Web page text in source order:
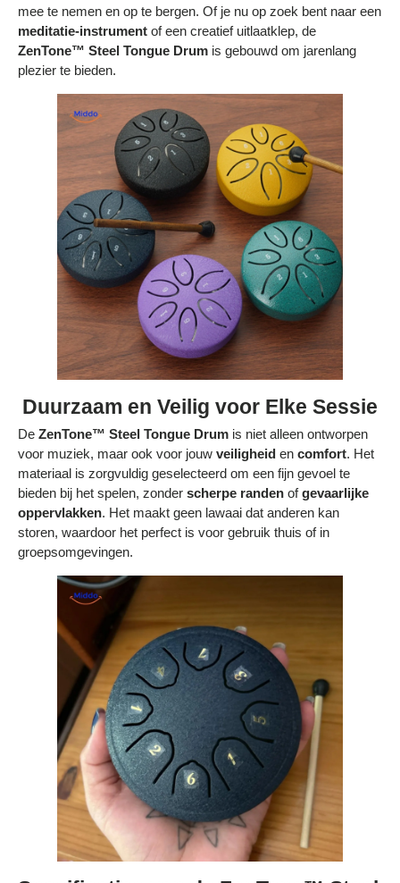
mee te nemen en op te bergen. Of je nu op zoek bent naar een
meditatie-instrument of een creatief uitlaatklep, de
ZenTone™ Steel Tongue Drum is gebouwd om jarenlang
plezier te bieden.
Duurzaam en Veilig voor Elke Sessie
De ZenTone™ Steel Tongue Drum is niet alleen ontworpen
voor muziek, maar ook voor jouw veiligheid en comfort. Het
materiaal is zorgvuldig geselecteerd om een fijn gevoel te
bieden bij het spelen, zonder scherpe randen ofgevaarlijke
oppervlakken. Het maakt geen lawaai dat anderen kan
storen, waardoor het perfect is voor gebruik thuis of in
groepsomgevingen.